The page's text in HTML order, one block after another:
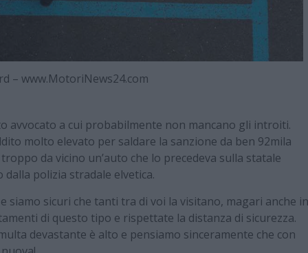
– www.MotoriNews24.com
avvocato a cui probabilmente non mancano gli introiti.
molto elevato per saldare la sanzione da ben 92mila
da vicino un’auto che lo precedeva sulla statale
polizia stradale elvetica.
e siamo sicuri che tanti tra di voi la visitano, magari anche in
di questo tipo e rispettate la distanza di sicurezza.
devastante è alto e pensiamo sinceramente che con